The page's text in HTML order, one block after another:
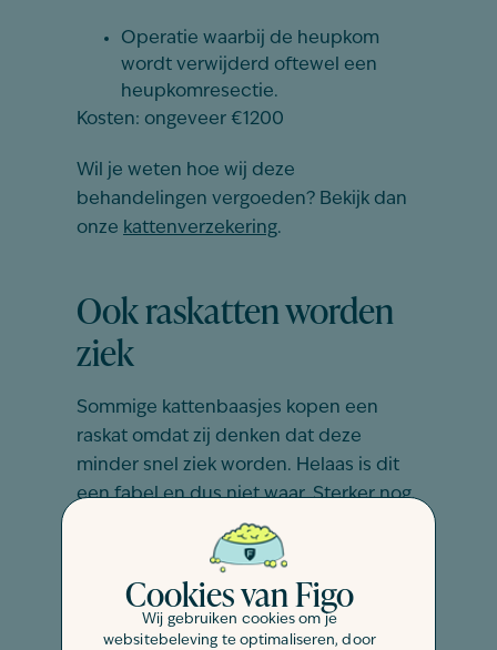
Cookies van Figo
Wij gebruiken cookies om je
websitebeleving te optimaliseren, door
Operatie waarbij de heupkom
wordt verwijderd oftewel een
heupkomresectie.
Kosten: ongeveer €1200
Wil je weten hoe wij deze
behandelingen vergoeden? Bekijk dan
onze kattenverzekering.
Ook raskatten worden
ziek
Sommige kattenbaasjes kopen een
raskat omdat zij denken dat deze
minder snel ziek worden. Helaas is dit
een fabel en dus niet waar. Sterker nog,
bij raskatten is het risico op aangeboren
aandoeningen zelfs groter. Dat
betekent niet dat zij bij ons niet welkom
zijn. In tegendeel zelfs: bij ons zijn alle
raskatten en kruisingen welkom. Wil je